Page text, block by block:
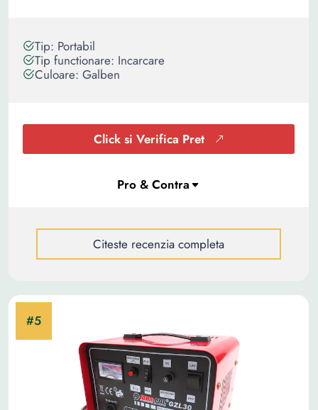
Tip: Portabil
Tip functionare: Incarcare
Culoare: Galben
Click si Verifica Pret
Citeste recenzia completa